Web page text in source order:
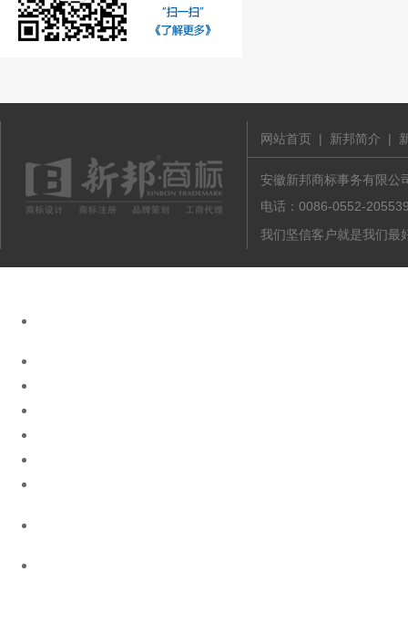
网站首页 | 新邦简介 |
安徽新邦商标事务有限公
电话：0086-0552-
我们坚信客户就是我们最